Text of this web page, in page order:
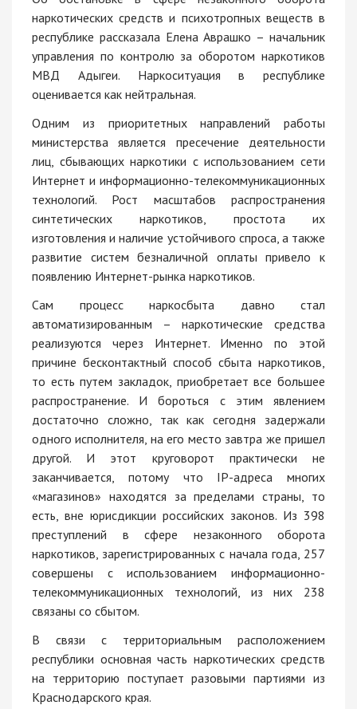
наркотических средств и психотропных веществ в
республике рассказала Елена Аврашко – начальник
управления по контролю за оборотом наркотиков
МВД Адыгеи. Наркоситуация в республике
оценивается как нейтральная.
Одним из приоритетных направлений работы
министерства является пресечение деятельности
лиц, сбывающих наркотики с использованием сети
Интернет и информационно-телекоммуникационных
технологий. Рост масштабов распространения
синтетических наркотиков, простота их
изготовления и наличие устойчивого спроса, а также
развитие систем безналичной оплаты привело к
появлению Интернет-рынка наркотиков.
Сам процесс наркосбыта давно стал
автоматизированным – наркотические средства
реализуются через Интернет. Именно по этой
причине бесконтактный способ сбыта наркотиков,
то есть путем закладок, приобретает все большее
распространение. И бороться с этим явлением
достаточно сложно, так как сегодня задержали
одного исполнителя, на его место завтра же пришел
другой. И этот круговорот практически не
заканчивается, потому что IP-адреса многих
«магазинов» находятся за пределами страны, то
есть, вне юрисдикции российских законов. Из 398
преступлений в сфере незаконного оборота
наркотиков, зарегистрированных с начала года, 257
совершены с использованием информационно-
телекоммуникационных технологий, из них 238
связаны со сбытом.
В связи с территориальным расположением
республики основная часть наркотических средств
на территорию поступает разовыми партиями из
Краснодарского края.